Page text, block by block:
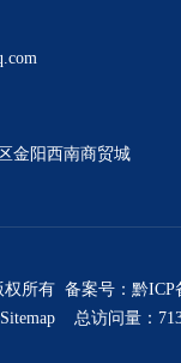
金阳西南商贸城
所有 备案号： 黔ICP
总访问量：